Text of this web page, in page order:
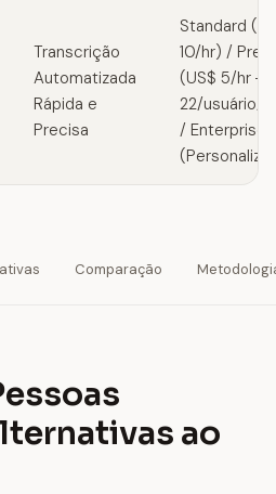
Transcrição
Automatizada
Rápida e
Precisa
Standard
10/hr) /
(US$ 5/hr +
22/usuário/
/ Enterprise
Comparação
ao